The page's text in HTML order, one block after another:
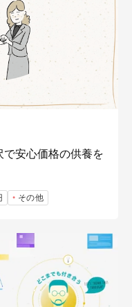
安心価格の供養を
その他